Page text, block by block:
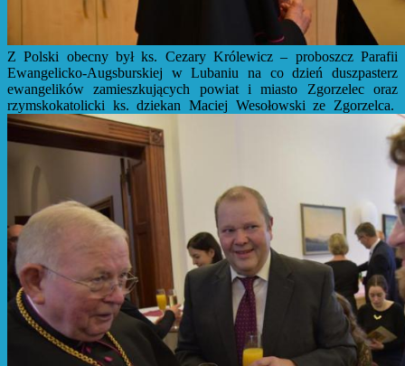
Z Polski obecny był ks. Cezary Królewicz – proboszcz Parafii
Ewangelicko-Augsburskiej w Lubaniu na co dzień duszpasterz
ewangelików zamieszkujących powiat i miasto Zgorzelec oraz
rzymskokatolicki ks. dziekan Maciej Wesołowski ze Zgorzelca.